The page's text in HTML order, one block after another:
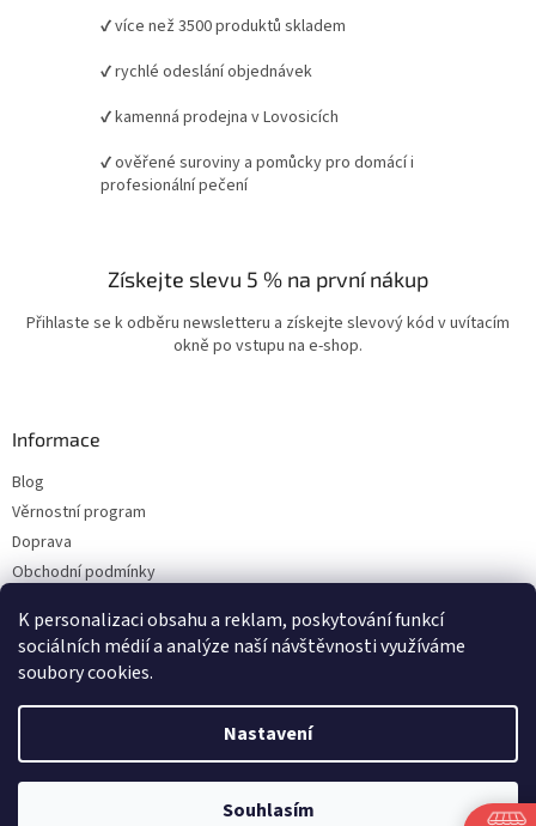
K personalizaci obsahu a reklam, poskytování funkcí
sociálních médií a analýze naší návštěvnosti využíváme
soubory cookies.
Nastavení
Souhlasím
✔ více než 3500 produktů skladem
✔ rychlé odeslání objednávek
✔ kamenná prodejna v Lovosicích
✔ ověřené suroviny a pomůcky pro domácí i
profesionální pečení
Získejte slevu 5 % na první nákup
Přihlaste se k odběru newsletteru a získejte slevový kód v uvítacím
okně po vstupu na e-shop.
Informace
Blog
Věrnostní program
Doprava
Obchodní podmínky
Kontakty
Vytvořil Shoptet
. Všechna práva vyhrazena.
Upravit nastavení